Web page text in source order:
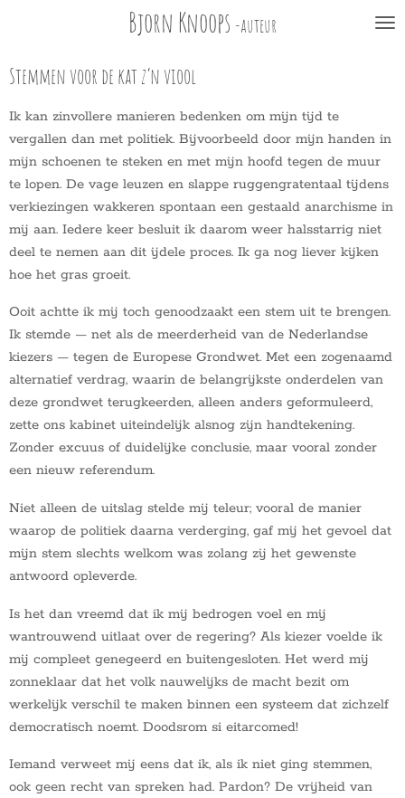
naar
de
hoofdinhoud
Bjorn Knoops -auteur
Stemmen voor de kat z’n viool
Ik kan zinvollere manieren bedenken om mijn tijd te
vergallen dan met politiek. Bijvoorbeeld door mijn handen in
mijn schoenen te steken en met mijn hoofd tegen de muur
te lopen. De vage leuzen en slappe ruggengratentaal tijdens
verkiezingen wakkeren spontaan een gestaald anarchisme in
mij aan. Iedere keer besluit ik daarom weer halsstarrig niet
deel te nemen aan dit ijdele proces. Ik ga nog liever kijken
hoe het gras groeit.
Ooit achtte ik mij toch genoodzaakt een stem uit te brengen.
Ik stemde — net als de meerderheid van de Nederlandse
kiezers — tegen de Europese Grondwet. Met een zogenaamd
alternatief verdrag, waarin de belangrijkste onderdelen van
deze grondwet terugkeerden, alleen anders geformuleerd,
zette ons kabinet uiteindelijk alsnog zijn handtekening.
Zonder excuus of duidelijke conclusie, maar vooral zonder
een nieuw referendum.
Niet alleen de uitslag stelde mij teleur; vooral de manier
waarop de politiek daarna verderging, gaf mij het gevoel dat
mijn stem slechts welkom was zolang zij het gewenste
antwoord opleverde.
Is het dan vreemd dat ik mij bedrogen voel en mij
wantrouwend uitlaat over de regering? Als kiezer voelde ik
mij compleet genegeerd en buitengesloten. Het werd mij
zonneklaar dat het volk nauwelijks de macht bezit om
werkelijk verschil te maken binnen een systeem dat zichzelf
democratisch noemt. Doodsrom si eitarcomed!
Iemand verweet mij eens dat ik, als ik niet ging stemmen,
ook geen recht van spreken had. Pardon? De vrijheid van